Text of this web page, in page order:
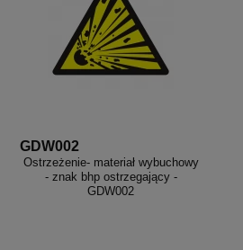
GDW002
Ostrzeżenie- materiał wybuchowy
- znak bhp ostrzegający -
GDW002